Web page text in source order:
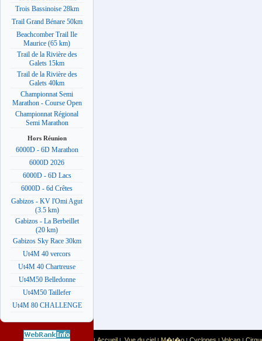
Trois Bassinoise 28km
Trail Grand Bénare 50km
Beachcomber Trail Ile
Maurice (65 km)
Trail de la Rivière des
Galets 15km
Trail de la Rivière des
Galets 40km
Championnat Semi
Marathon - Course Open
Championnat Régional
Semi Marathon
Hors Réunion
6000D - 6D Marathon
6000D 2026
6000D - 6D Lacs
6000D - 6d Crêtes
Gabizos - KV l'Omi Agut
(3.5 km)
Gabizos - La Berbeillet
(20 km)
Gabizos Sky Race 30km
Ut4M 40 vercors
Ut4M 40 Chartreuse
Ut4M50 Belledonne
Ut4M50 Taillefer
Ut4M 80 CHALLENGE